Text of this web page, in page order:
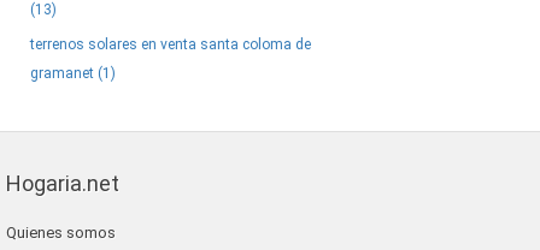
(13)
terrenos solares en venta santa coloma de
gramanet (1)
Hogaria.net
Quienes somos